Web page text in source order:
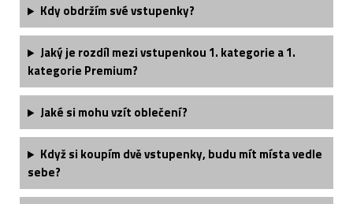
Kdy obdržím své vstupenky?
Jaký je rozdíl mezi vstupenkou 1. kategorie a 1.
kategorie Premium?
Jaké si mohu vzít oblečení?
Když si koupím dvě vstupenky, budu mít místa vedle
sebe?